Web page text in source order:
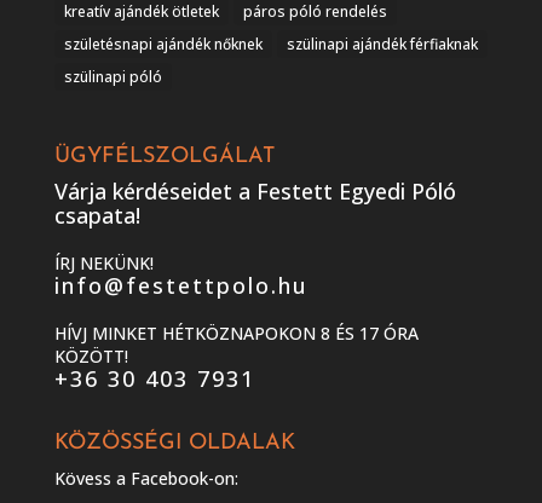
kreatív ajándék ötletek
páros póló rendelés
születésnapi ajándék nőknek
szülinapi ajándék férfiaknak
szülinapi póló
ÜGYFÉLSZOLGÁLAT
Várja kérdéseidet a Festett Egyedi Póló
csapata!
ÍRJ NEKÜNK!
info@festettpolo.hu
HÍVJ MINKET HÉTKÖZNAPOKON 8 ÉS 17 ÓRA
KÖZÖTT!
+36 30 403 7931
KÖZÖSSÉGI OLDALAK
Kövess a Facebook-on: